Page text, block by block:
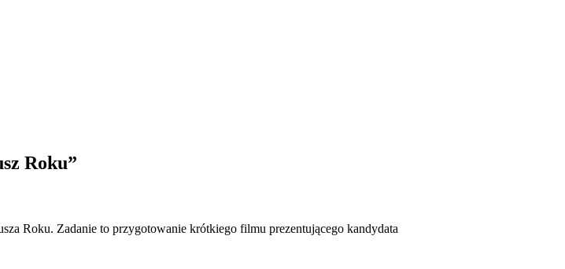
Roku”
Roku. Zadanie to przygotowanie krótkiego filmu prezentującego kandydata